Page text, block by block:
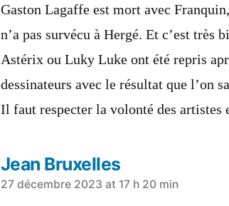
Gaston Lagaffe est mort avec
n’a pas survécu à Hergé. Et c’est très
Astérix ou Luky Luke ont été repris
dessinateurs avec le résultat que l’on
Il faut respecter la volonté des artistes
Jean Bruxelles
says:
27 décembre 2023 at 17 h 20 min